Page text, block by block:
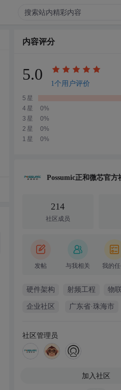
内容评分
5.0
1个用户评价
5星
4星
0%
3星
0%
2星
0%
1星
0%
Possumic正和微芯官方
214
社区成员
发帖 与我相关 我的
硬件架构 射频工程 物
企业社区 广东省·珠海市
社区管理员
加入社区